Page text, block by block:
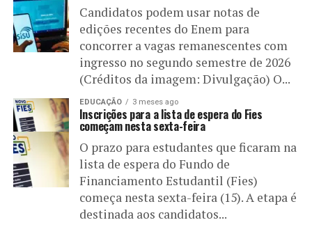
Candidatos podem usar notas de
edições recentes do Enem para
concorrer a vagas remanescentes com
ingresso no segundo semestre de 2026
(Créditos da imagem: Divulgação) O...
EDUCAÇÃO 3 meses ago
Inscrições para a lista de espera do Fies
começam nesta sexta-feira
O prazo para estudantes que ficaram na
lista de espera do Fundo de
Financiamento Estudantil (Fies)
começa nesta sexta-feira (15). A etapa é
destinada aos candidatos...